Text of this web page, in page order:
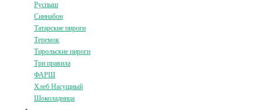
Руспыш
Синнабон
Татарские пироги
Теремок
Тирольские пироги
Три правила
ФАРШ
Хлеб Насущный
Шоколадница